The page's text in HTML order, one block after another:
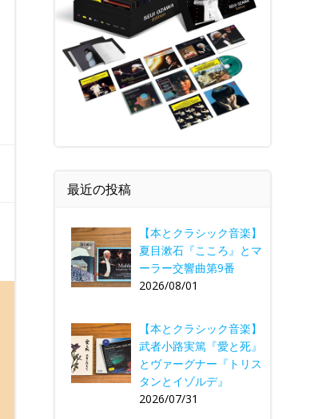
最近の投稿
【本とクラシック音楽】
夏目漱石『こころ』とマ
ーラー交響曲第9番
2026/08/01
【本とクラシック音楽】
武者小路実篤『愛と死』
とヴァーグナー『トリス
タンとイゾルデ』
2026/07/31